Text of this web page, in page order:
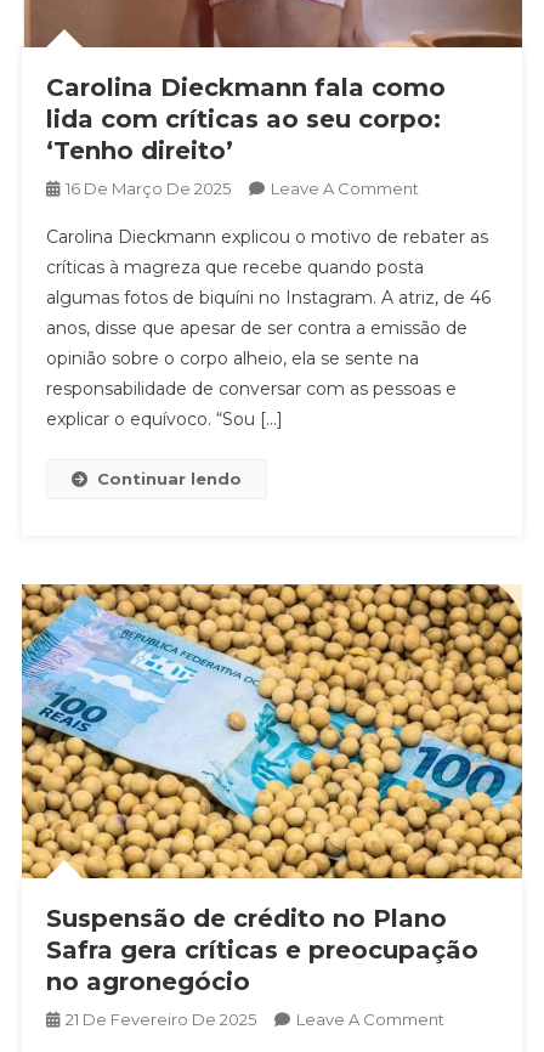
Carolina Dieckmann fala como
lida com críticas ao seu corpo:
‘Tenho direito’
16 De Março De 2025 Leave A Comment
Dieckmann
Fala
Como
Lida
Críticas
Carolina Dieckmann explicou o motivo de rebater as
críticas à magreza que recebe quando posta
algumas fotos de biquíni no Instagram. A atriz, de 46
anos, disse que apesar de ser contra a emissão de
opinião sobre o corpo alheio, ela se sente na
responsabilidade de conversar com as pessoas e
explicar o equívoco. “Sou […]
Continuar lendo
Suspensão de crédito no Plano
Safra gera críticas e preocupação
no agronegócio
21 De Fevereiro De 2025 Leave A Comment